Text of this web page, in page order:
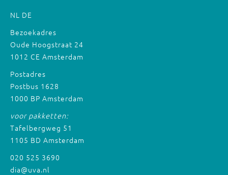
NL DE
Bezoekadres
Oude Hoogstraat 24
1012 CE Amsterdam
Postadres
Postbus 1628
1000 BP Amsterdam
voor pakketten:
Tafelbergweg 51
1105 BD Amsterdam
020 525 3690
dia@uva.nl